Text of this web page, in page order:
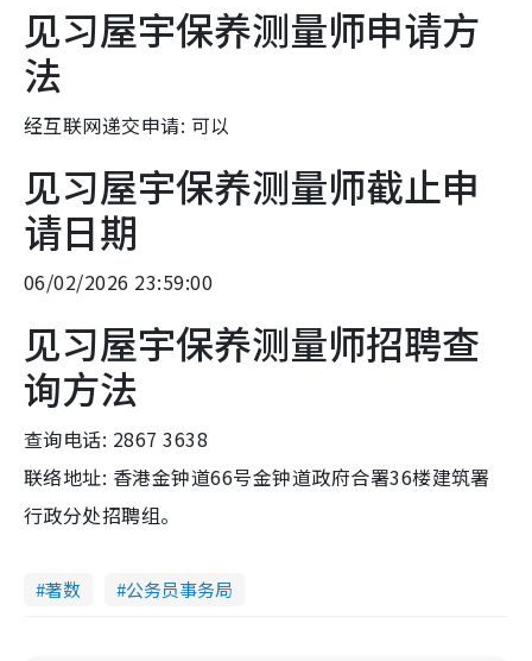
见习屋宇保养测量师申请方
法
经互联网递交申请: 可以
见习屋宇保养测量师截止申
请日期
06/02/2026 23:59:00
见习屋宇保养测量师招聘查
询方法
查询电话: 2867 3638
联络地址: 香港金钟道66号金钟道政府合署36楼建筑署
行政分处招聘组。
著数 公务员事务局